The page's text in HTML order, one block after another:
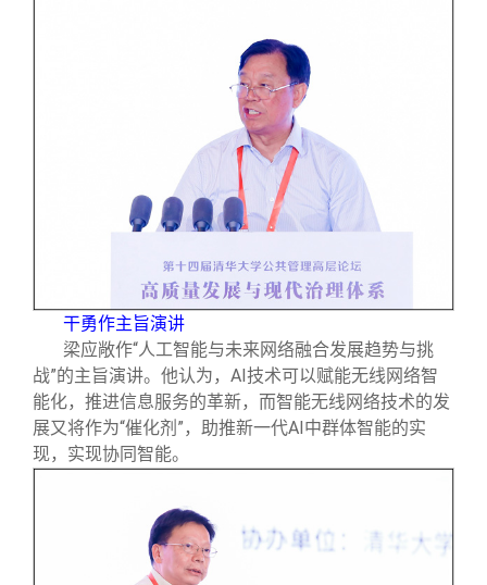
干勇作主旨演讲
梁应敞作“人工智能与未来网络融合发展趋势与挑
战”的主旨演讲。他认为，AI技术可以赋能无线网络智
能化，推进信息服务的革新，而智能无线网络技术的发
展又将作为“催化剂”，助推新一代AI中群体智能的实
现，实现协同智能。